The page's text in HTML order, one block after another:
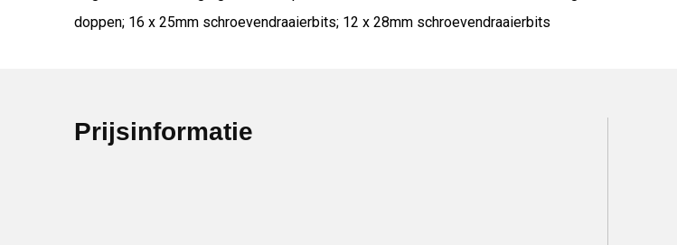
doppen; 16 x 25mm schroevendraaierbits; 12 x 28mm schroevendraaierbits
Prijsinformatie